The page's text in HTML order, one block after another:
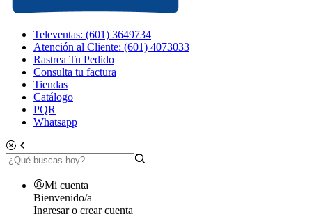
Televentas: (601) 3649734
Atención al Cliente: (601) 4073033
Rastrea Tu Pedido
Consulta tu factura
Tiendas
Catálogo
PQR
Whatsapp
Mi cuenta
Bienvenido/a
Ingresar o crear cuenta